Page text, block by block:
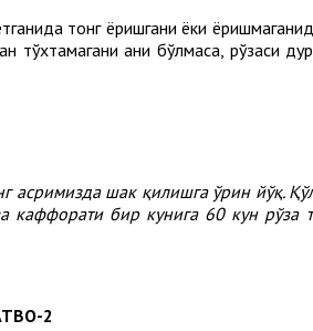
тонг ёришгани ёки
аниқ бўлмаса, рўзаси
асримизда шак қилишга ўрин йўқ.
каффорати бир кунига 60 кун рўза
2-ФАТВО